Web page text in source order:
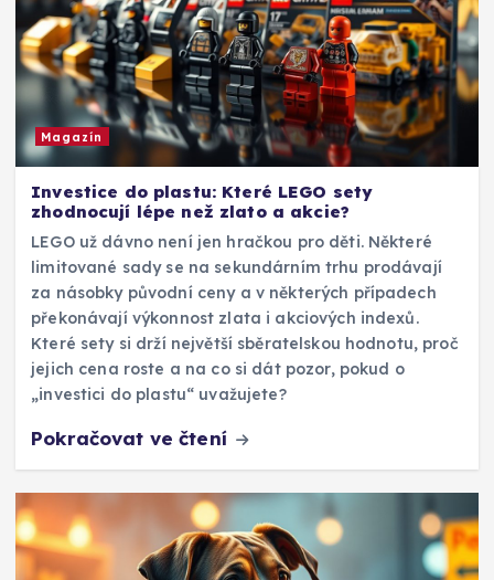
Magazín
Investice do plastu: Které LEGO sety
zhodnocují lépe než zlato a akcie?
LEGO už dávno není jen hračkou pro děti. Některé
limitované sady se na sekundárním trhu prodávají
za násobky původní ceny a v některých případech
překonávají výkonnost zlata i akciových indexů.
Které sety si drží největší sběratelskou hodnotu, proč
jejich cena roste a na co si dát pozor, pokud o
„investici do plastu“ uvažujete?
Pokračovat ve čtení